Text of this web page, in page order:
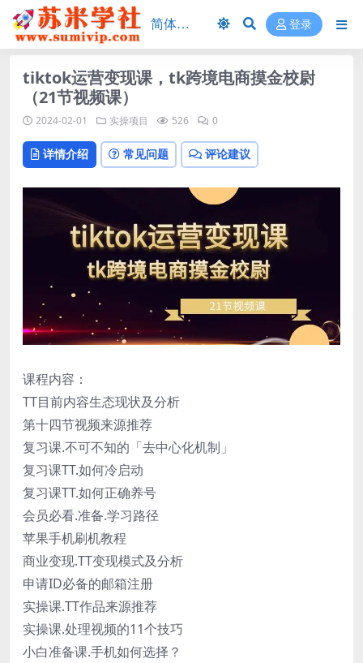
登录
tiktok运营变现课，tk跨境电商摸金校尉
（21节视频课）
2024-02-01 实操项目 526 0
详情介绍 常见问题 评论建议
课程内容：
TT目前内容生态现状及分析
第十四节视频来源推荐
复习课.不可不知的「去中心化机制」
复习课TT.如何冷启动
复习课TT.如何正确养号
会员必看.准备.学习路径
苹果手机刷机教程
商业变现.TT变现模式及分析
申请ID必备的邮箱注册
实操课.TT作品来源推荐
实操课.处理视频的11个技巧
小白准备课.手机如何选择？